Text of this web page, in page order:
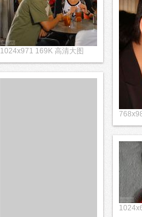
1024x971 169K 高清大图